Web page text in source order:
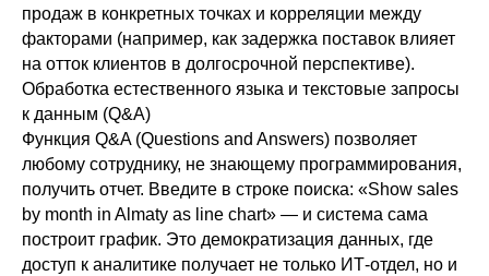
продаж в конкретных точках и корреляции между
факторами (например, как задержка поставок влияет
на отток клиентов в долгосрочной перспективе).
Обработка естественного языка и текстовые запросы
к данным (Q&A)
Функция Q&A (Questions and Answers) позволяет
любому сотруднику, не знающему программирования,
получить отчет. Введите в строке поиска: «Show sales
by month in Almaty as line chart» — и система сама
построит график. Это демократизация данных, где
доступ к аналитике получает не только ИТ-отдел, но и